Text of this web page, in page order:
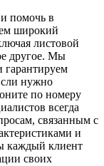
помочь в
широкий
листовой
другое. Мы
гарантируем
нужно
по номеру
всегда
связанным с
и
каждый клиент
своих